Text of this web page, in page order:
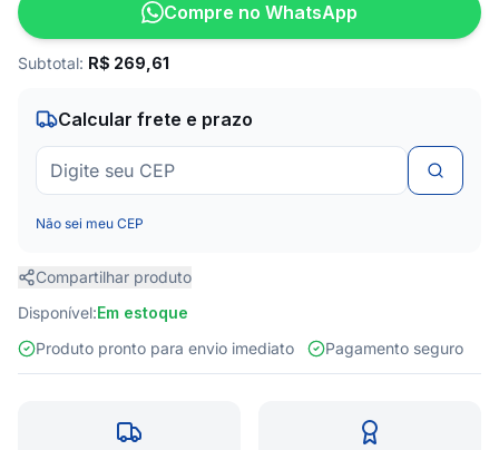
Compre no WhatsApp
Subtotal: R$ 269,61
Calcular frete e prazo
Não sei meu CEP
Compartilhar produto
Disponível:Em estoque
Produto pronto para envio imediato
Pagamento seguro